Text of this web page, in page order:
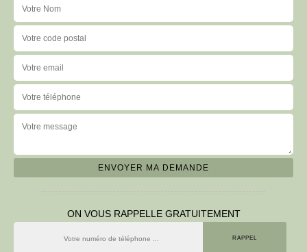
ON VOUS RAPPELLE GRATUITEMENT